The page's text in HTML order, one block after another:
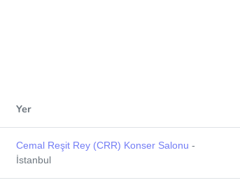
Yer
Cemal Reşit Rey (CRR) Konser Salonu -
İstanbul